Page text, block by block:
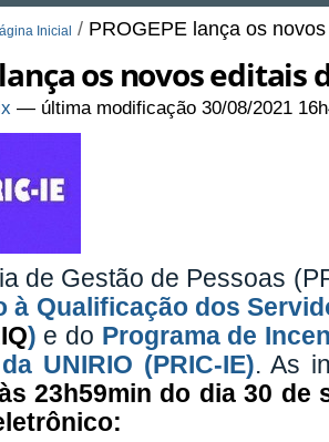
Inicial / PROGEPE lança os
lança os novos editais
— última modificação 30/08/2021
de Gestão de Pessoas
à Qualificação dos
) e do Programa de
UNIRIO (PRIC-IE). As
23h59min do dia 30 de